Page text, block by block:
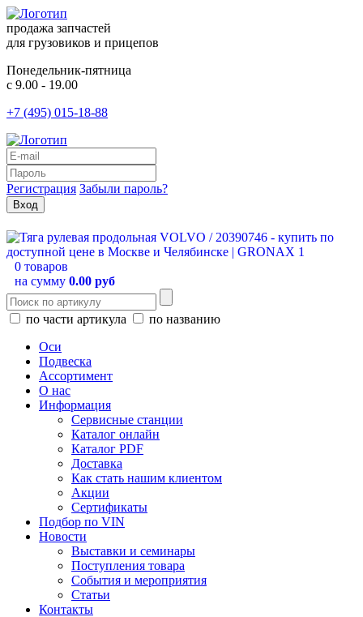
продажа запчастей
для грузовиков и прицепов
Понедельник-пятница
с 9.00 - 19.00
+7 (495) 015-18-88
Регистрация Забыли пароль?
0 товаров
на сумму 0.00 руб
по части артикула
по названию
Оси
Подвеска
Ассортимент
О нас
Информация
Сервисные станции
Каталог онлайн
Каталог PDF
Доставка
Как стать нашим клиентом
Акции
Сертификаты
Подбор по VIN
Новости
Выставки и семинары
Поступления товара
События и мероприятия
Статьи
Контакты